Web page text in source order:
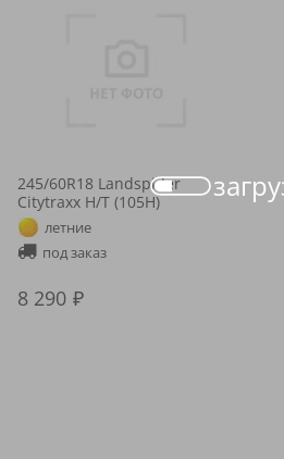
245/60R18 Landspider
Citytraxx H/T (105H)
летние
под заказ
8 290